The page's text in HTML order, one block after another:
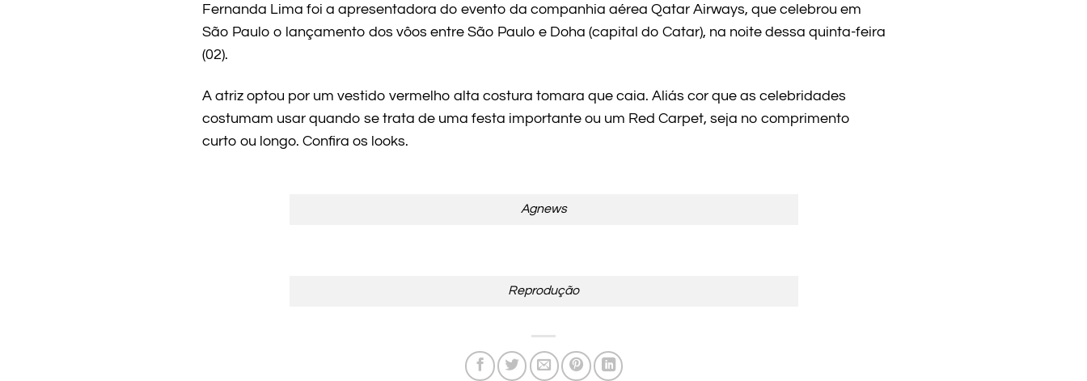
Fernanda Lima foi a apresentadora do evento da companhia aérea Qatar Airways, que celebrou em
São Paulo o lançamento dos vôos entre São Paulo e Doha (capital do Catar), na noite dessa quinta-feira
(02).
A atriz optou por um vestido vermelho alta costura tomara que caia. Aliás cor que as celebridades
costumam usar quando se trata de uma festa importante ou um Red Carpet, seja no comprimento
curto ou longo. Confira os looks.
Agnews
Reprodução